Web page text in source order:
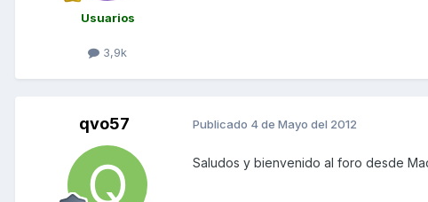
Usuarios
3,9k
qvo57 Publicado 4 de Mayo del 2012
Saludos y bienvenido al foro desde